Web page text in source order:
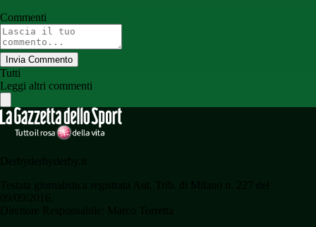
Commenti
Invia Commento
Tutti
Leggi altri commenti